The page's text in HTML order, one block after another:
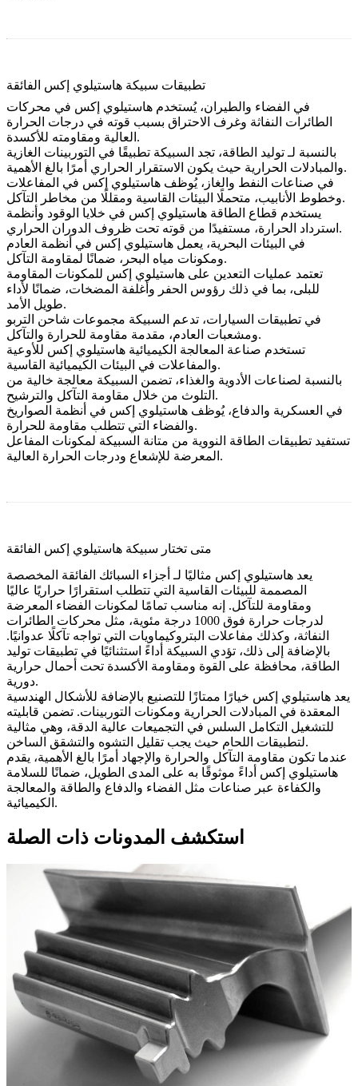
تطبيقات سبيكة هاستيلوي إكس الفائقة
في الفضاء والطيران، يُستخدم هاستيلوي إكس في محركات
الطائرات النفاثة وغرف الاحتراق بسبب قوته في درجات الحرارة
العالية ومقاومته للأكسدة.
بالنسبة لـ توليد الطاقة، تجد السبيكة تطبيقًا في التوربينات الغازية
والمبادلات الحرارية حيث يكون الاستقرار الحراري أمرًا بالغ الأهمية.
في صناعات النفط والغاز ، يُوظف هاستيلوي إكس في المفاعلات
وخطوط الأنابيب، متحملًا البيئات القاسية ومقللًا من مخاطر التآكل.
يستخدم قطاع الطاقة هاستيلوي إكس في خلايا الوقود وأنظمة
استرداد الحرارة، مستفيدًا من قوته تحت ظروف الدوران الحراري.
في البيئات البحرية، يعمل هاستيلوي إكس في أنظمة العادم
ومكونات مياه البحر، ضمانًا لمقاومة التآكل.
تعتمد عمليات التعدين على هاستيلوي إكس للمكونات المقاومة
للبلى، بما في ذلك رؤوس الحفر وأغلفة المضخات، ضمانًا لأداء
طويل الأمد.
في تطبيقات السيارات، تدعم السبيكة مجموعات شاحن التربو
ومشعبات العادم، مقدمة مقاومة للحرارة والتآكل.
تستخدم صناعة المعالجة الكيميائية هاستيلوي إكس للأوعية
والمفاعلات في البيئات الكيميائية القاسية.
بالنسبة لصناعات الأدوية والغذاء، تضمن السبيكة معالجة خالية من
التلوث من خلال مقاومة التآكل والترشيح.
في العسكرية والدفاع، يُوظف هاستيلوي إكس في أنظمة الصواريخ
والفضاء التي تتطلب مقاومة للحرارة.
تستفيد تطبيقات الطاقة النووية من متانة السبيكة لمكونات المفاعل
المعرضة للإشعاع ودرجات الحرارة العالية.
متى تختار سبيكة هاستيلوي إكس الفائقة
يعد هاستيلوي إكس مثاليًا لـ أجزاء السبائك الفائقة المخصصة
المصممة للبيئات القاسية التي تتطلب استقرارًا حراريًا عاليًا
ومقاومة للتآكل. إنه مناسب تمامًا لمكونات الفضاء المعرضة
لدرجات حرارة فوق 1000 درجة مئوية، مثل محركات الطائرات
النفاثة، وكذلك مفاعلات البتروكيماويات التي تواجه تآكلًا عدوانيًا.
بالإضافة إلى ذلك، تؤدي السبيكة أداءً استثنائيًا في تطبيقات توليد
الطاقة، محافظة على القوة ومقاومة الأكسدة تحت أحمال حرارية
دورية.
يعد هاستيلوي إكس خيارًا ممتازًا للتصنيع بالإضافة للأشكال الهندسية
المعقدة في المبادلات الحرارية ومكونات التوربينات. تضمن قابليته
للتشغيل التكامل السلس في التجميعات عالية الدقة، وهي مثالية
لتطبيقات اللحام حيث يجب تقليل التشوه والتشقق الساخن.
عندما تكون مقاومة التآكل والحرارة والإجهاد أمرًا بالغ الأهمية، يقدم
هاستيلوي إكس أداءً موثوقًا به على المدى الطويل، ضمانًا للسلامة
والكفاءة عبر صناعات مثل الفضاء والدفاع والطاقة والمعالجة
الكيميائية.
استكشف المدونات ذات الصلة